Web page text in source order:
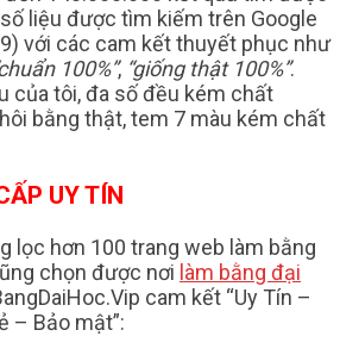
liệu được tìm kiếm trên Google
với các cam kết thuyết phục như
100%”, “giống thật 100%”.
của tôi, đa số đều kém chất
bằng thật, tem 7 màu kém chất
UY TÍN
lọc hơn 100 trang web làm bằng
chọn được nơi làm bằng đại
cam kết “Uy Tín –
– Bảo mật”: